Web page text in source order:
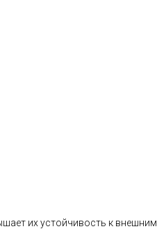
их устойчивость к